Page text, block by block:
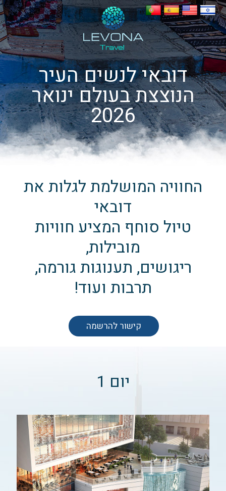
דובאי לנשים העיר
הנוצצת בעולם ינואר
2026
החוויה המושלמת לגלות את
דובאי
טיול סוחף המציע חוויות
מובילות,
ריגושים, תענוגות גורמה,
תרבות ועוד!
קישור להרשמה
יום 1